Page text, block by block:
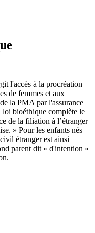
l'accès à la procréation
de femmes et aux
la PMA par l'assurance
loi bioéthique complète le
de la filiation à l’étranger
» Pour les enfants nés
étranger est ainsi
parent dit « d'intention »